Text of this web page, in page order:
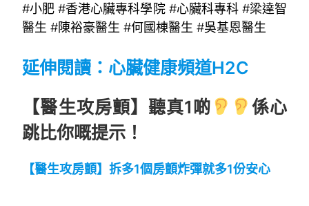
#小肥 #香港心臟專科學院 #心臟科專科 #梁達智
醫生 #陳裕豪醫生 #何國棟醫生 #吳基恩醫生
延伸閱讀：心臟健康頻道H2C
【醫生攻房顫】聽真1啲
係心
跳比你嘅提示！
【醫生攻房顫】拆多1個房顫炸彈就多1份安心